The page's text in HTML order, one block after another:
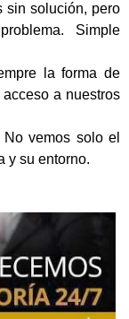
sin solución, pero
Simple
la forma de
a nuestros
No vemos solo el
y su entorno.